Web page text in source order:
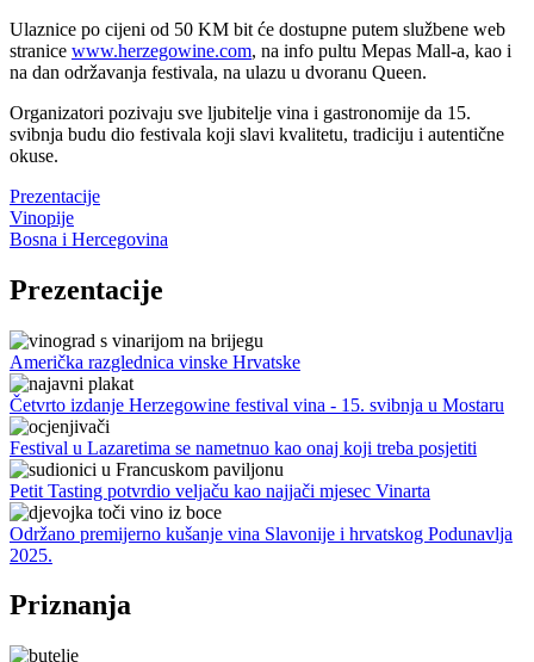
Ulaznice po cijeni od 50 KM bit će dostupne putem službene web
stranice www.herzegowine.com, na info pultu Mepas Mall-a, kao i
na dan održavanja festivala, na ulazu u dvoranu Queen.
Organizatori pozivaju sve ljubitelje vina i gastronomije da 15.
svibnja budu dio festivala koji slavi kvalitetu, tradiciju i autentične
okuse.
Prezentacije
Vinopije
Bosna i Hercegovina
Prezentacije
Američka razglednica vinske Hrvatske
Četvrto izdanje Herzegowine festival vina - 15. svibnja u Mostaru
Festival u Lazaretima se nametnuo kao onaj koji treba posjetiti
Petit Tasting potvrdio veljaču kao najjači mjesec Vinarta
Održano premijerno kušanje vina Slavonije i hrvatskog Podunavlja
2025.
Priznanja